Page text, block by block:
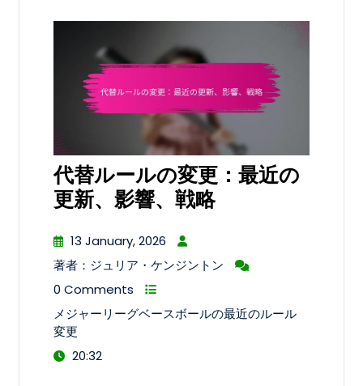
代替ルールの変更：最近の
更新、影響、戦略
13 January, 2026
著者：ジュリア・ケンジントン
0 Comments
メジャーリーグベースボールの最近のルール
変更
20:32